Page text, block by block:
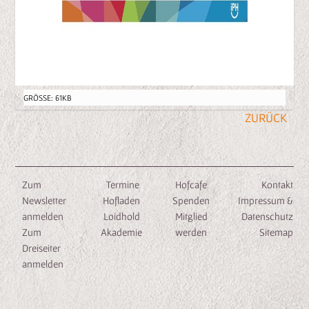
Z
E
I
G
E
L
GRÖSSE: 61KB
Zum
Newsletter
anmelden
Zum
Dreiseiter
anmelden
Termine
Hofladen
Loidhold
Akademie
Hofcafe
Spenden
Mitglied
werden
Kontakt
Impressum &
Datenschutz
Sitemap